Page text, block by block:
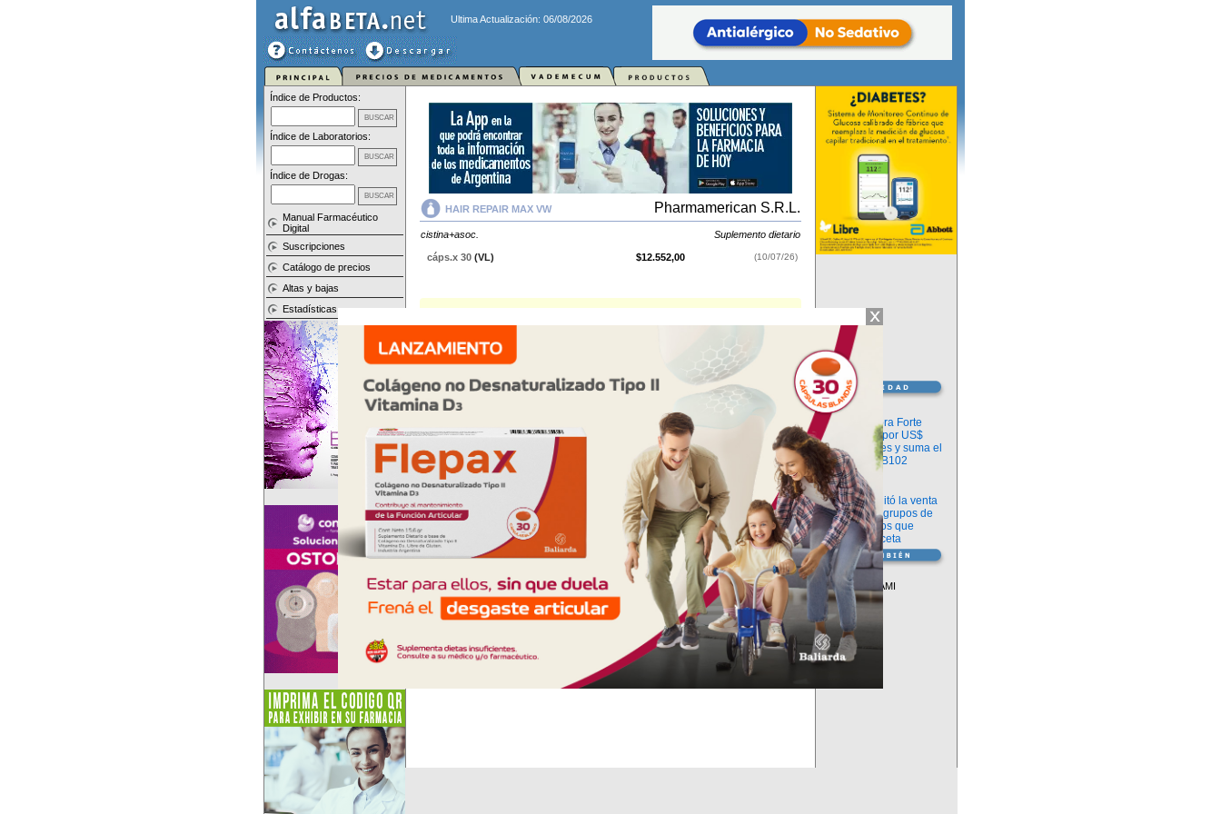
Ultima Actualización: 06/08/2026
Índice de Productos:
Índice de Laboratorios:
Índice de Drogas:
Manual Farmacéutico
Digital
Suscripciones
Catálogo de precios
Altas y bajas
Estadísticas
HAIR REPAIR MAX VW Pharmamerican S.R.L.
cistina+asoc. Suplemento dietario
cáps.x 30 (VL) $12.552,00 (10/07/26)
cistina+asoc.
Otros productos de
Pharmamerican S.R.L.
Información
argenx compra Forte
Biosciences por US$
2.200 millones y suma el
anticuerpo FB102
Información
ANMAT habilitó la venta
libre de diez grupos de
medicamentos que
requerían receta
Vademécum
Descuentos PAMI